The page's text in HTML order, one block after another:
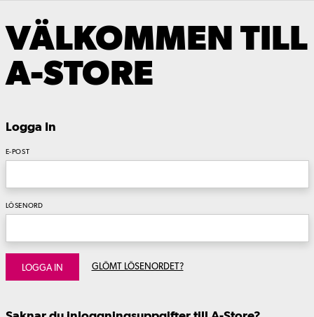
VÄLKOMMEN TILL
A-STORE
Logga In
E-POST
LÖSENORD
LOGGA IN GLÖMT LÖSENORDET?